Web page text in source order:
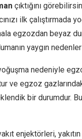
çıktığını
ilk çalıştırmada
egzozdan beyaz
yaygın
nedeniyle
ve egzoz
bir durumdur.
enjektörleri,